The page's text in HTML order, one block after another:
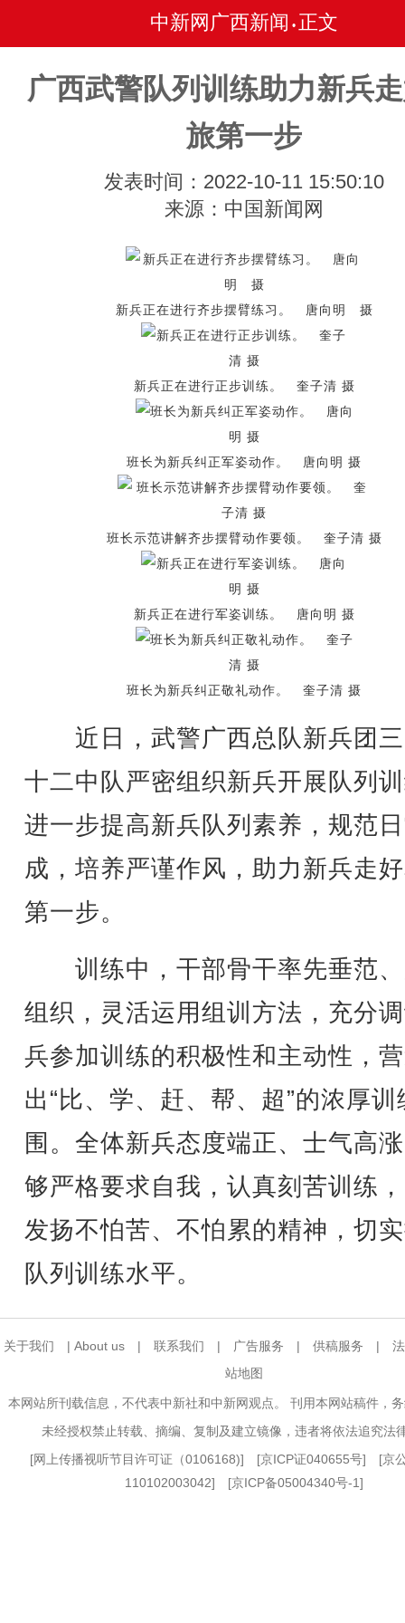
中新网广西新闻 • 正文
广西武警队列训练助力新兵
旅第一步
发表时间：2022-10-11 15:50:10
来源：中国新闻网
新兵正在进行齐步摆臂练习。 唐向明 摄
新兵正在进行正步训练。 奎子清 摄
班长为新兵纠正军姿动作。 唐向明 摄
班长示范讲解齐步摆臂动作要领。 奎子清 摄
新兵正在进行军姿训练。 唐向明 摄
班长为新兵纠正敬礼动作。 奎子清 摄
近日，武警广西总队新兵团
十二中队严密组织新兵开展队列
进一步提高新兵队列素养，规范
成，培养严谨作风，助力新兵走
第一步。
训练中，干部骨干率先垂范
组织，灵活运用组训方法，充分
兵参加训练的积极性和主动性，
出“比、学、赶、帮、超”的浓厚训
围。全体新兵态度端正、士气高
够严格要求自我，认真刻苦训练
发扬不怕苦、不怕累的精神，切
队列训练水平。
关于我们 | About us | 联系我们 | 广告服务 | 供稿服务 |
站地图
本网站所刊载信息，不代表中新社和中新网观点。 刊用本网站稿件，
未经授权禁止转载、摘编、复制及建立镜像，违者将依法追究法
[网上传播视听节目许可证（0106168)] [京ICP证040655号] [京
110102003042] [京ICP备05004340号-1]